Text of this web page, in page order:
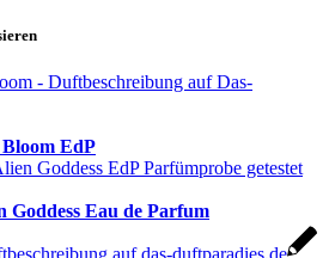
EdP
Eau de Parfum